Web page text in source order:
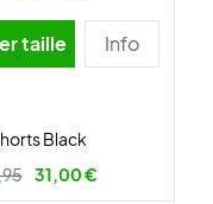
taille Info
Black
31,00 €